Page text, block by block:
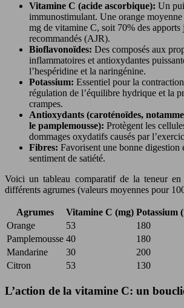
Vitamine C (acide ascorbique): Un
immunostimulant. Une orange
mg de vitamine C, soit 70% des apports
recommandés (AJR).
Bioflavonoïdes: Des composés aux
inflammatoires et antioxydantes
l’hespéridine et la naringénine.
Potassium: Essentiel pour la
régulation de l’équilibre hydrique et la
crampes.
Antioxydants (caroténoïdes,
le pamplemousse): Protègent les
dommages oxydatifs causés par
Fibres: Favorisent une bonne digestion
sentiment de satiété.
Voici un tableau comparatif de la teneur en
différents agrumes (valeurs moyennes pour
Agrumes Vitamine C (mg) Potassium
Orange
53 180
Pamplemousse 40 180
Mandarine
30 200
Citron
53 130
L’action de la vitamine C: un